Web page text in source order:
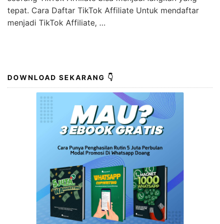
Hebat! Cara Daftar Freelance Tiktok Affiliate
berbagi informasi mengenai cara daftar TikTok
Affiliate beserta syarat-syaratnya bagi para Content
Creator. Bagi Anda yang ingin memanfaatkan TikTok
untuk mendapatkan penghasilan, maka menjadi
seorang TikTok Affiliate bisa menjadi langkah yang
menjadi TikTok Affiliate, …
DOWNLOAD SEKARANG 👇